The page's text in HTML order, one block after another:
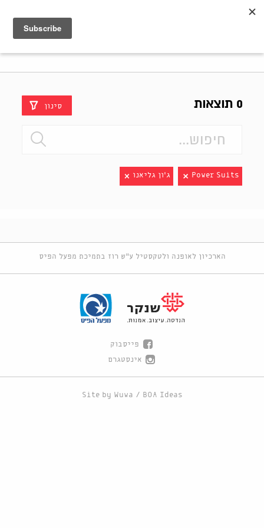
0 תוצאות סינון
Power Suits ג'ון גליאנו
הארכיון לאופנה ולטקסטיל ע"ש רוז בתמיכת מפעל הפיס
פייסבוק
אינסטגרם
Site by Wuwa / BOA Ideas